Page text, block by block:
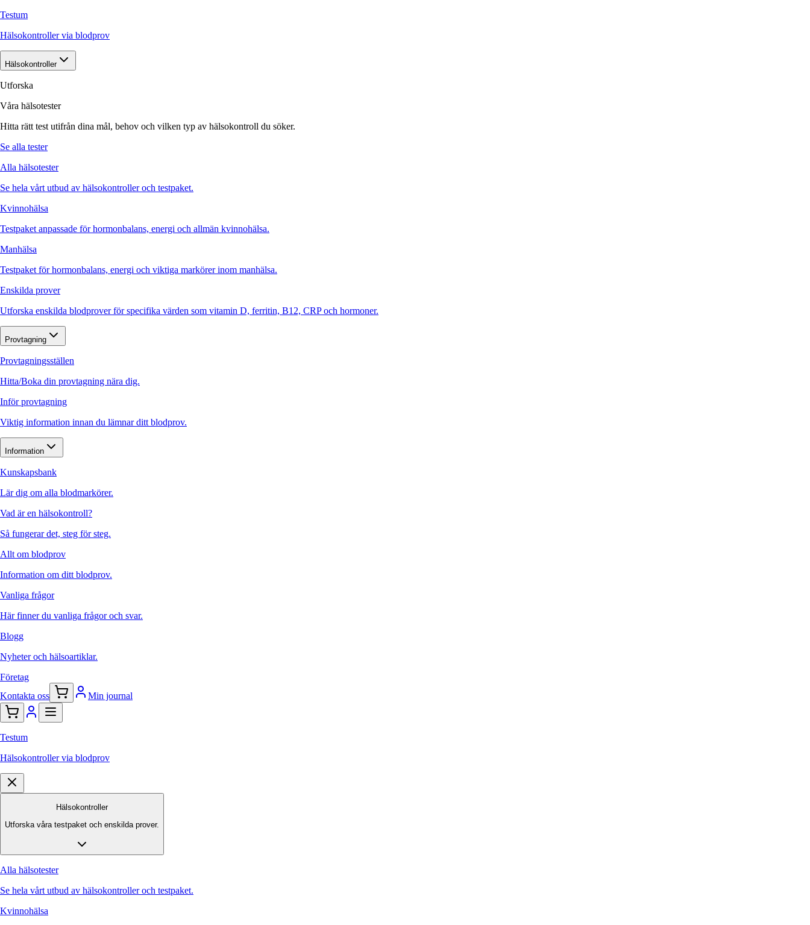
Testum
Hälsokontroller via blodprov
Hälsokontroller
Utforska
Våra hälsotester
Hitta rätt test utifrån dina mål, behov och vilken typ av hälsokontroll du söker.
Se alla tester
Alla hälsotester
Se hela vårt utbud av hälsokontroller och testpaket.
Kvinnohälsa
Testpaket anpassade för hormonbalans, energi och allmän kvinnohälsa.
Manhälsa
Testpaket för hormonbalans, energi och viktiga markörer inom manhälsa.
Enskilda prover
Utforska enskilda blodprover för specifika värden som vitamin D, ferritin, B12, CRP och hormoner.
Provtagning
Provtagningsställen
Hitta/Boka din provtagning nära dig.
Inför provtagning
Viktig information innan du lämnar ditt blodprov.
Information
Kunskapsbank
Lär dig om alla blodmarkörer.
Vad är en hälsokontroll?
Så fungerar det, steg för steg.
Allt om blodprov
Information om ditt blodprov.
Vanliga frågor
Här finner du vanliga frågor och svar.
Blogg
Nyheter och hälsoartiklar.
Företag
Kontakta oss
Min journal
Testum
Hälsokontroller via blodprov
Hälsokontroller
Utforska våra testpaket och enskilda prover.
Alla hälsotester
Se hela vårt utbud av hälsokontroller och testpaket.
Kvinnohälsa